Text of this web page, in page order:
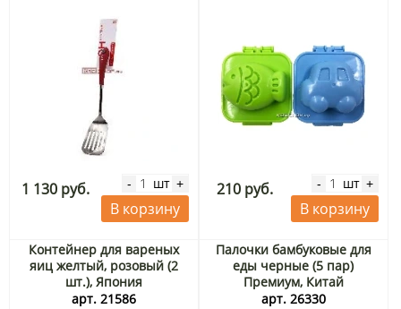
1 130 руб. - шт +
В корзину
210 руб. - шт +
В корзину
Контейнер для вареных
яиц желтый, розовый (2
шт.), Япония
арт. 21586
Палочки бамбуковые для
еды черные (5 пар)
Премиум, Китай
арт. 26330